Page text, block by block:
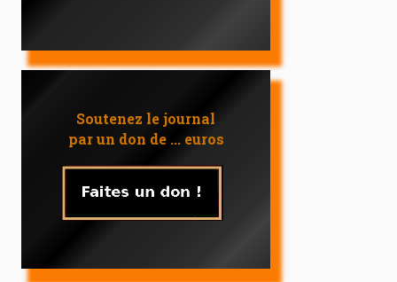
Soutenez le journal
par un don de ... euros